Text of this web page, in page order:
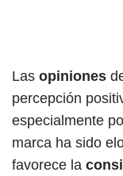
Las opiniones
percepción
especialmente
marca ha sido
favorece la